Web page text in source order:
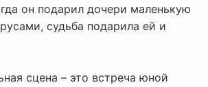
он подарил дочери маленькую
судьба подарила ей и
сцена – это встреча юной